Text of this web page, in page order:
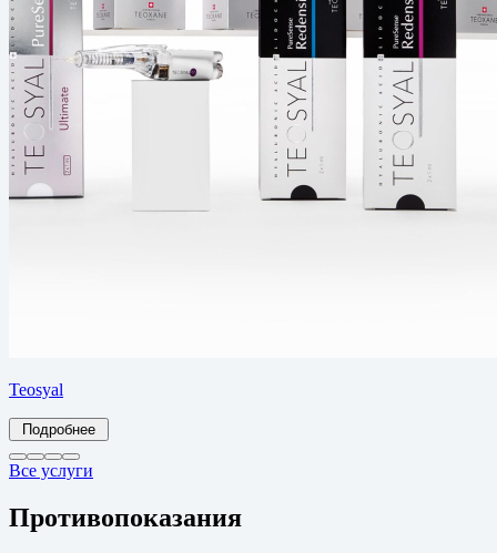
Teosyal
Подробнее
Все услуги
Противопоказания